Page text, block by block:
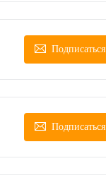
Подписаться
Подписаться